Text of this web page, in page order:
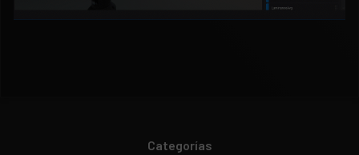
Categorías